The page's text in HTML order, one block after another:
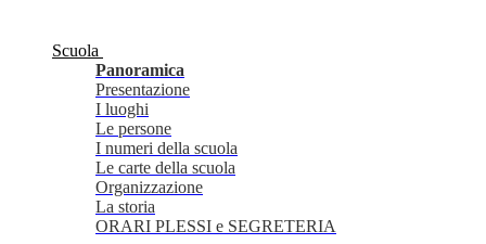
Scuola
Panoramica
Presentazione
I luoghi
Le persone
I numeri della scuola
Le carte della scuola
Organizzazione
La storia
ORARI PLESSI e SEGRETERIA